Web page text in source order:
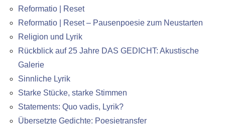
Reformatio | Reset
Reformatio | Reset – Pausenpoesie zum Neustarten
Religion und Lyrik
Rückblick auf 25 Jahre DAS GEDICHT: Akustische
Galerie
Sinnliche Lyrik
Starke Stücke, starke Stimmen
Statements: Quo vadis, Lyrik?
Übersetzte Gedichte: Poesietransfer